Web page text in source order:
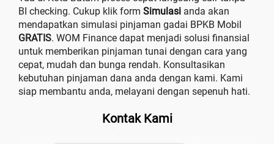
BI checking. Cukup klik form Simulasi anda akan
mendapatkan simulasi pinjaman gadai BPKB Mobil
GRATIS. WOM Finance dapat menjadi solusi finansial
untuk memberikan pinjaman tunai dengan cara yang
cepat, mudah dan bunga rendah. Konsultasikan
kebutuhan pinjaman dana anda dengan kami. Kami
siap membantu anda, melayani dengan sepenuh hati.
Kontak Kami